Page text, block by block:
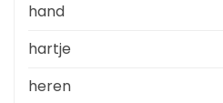
hand
hartje
heren